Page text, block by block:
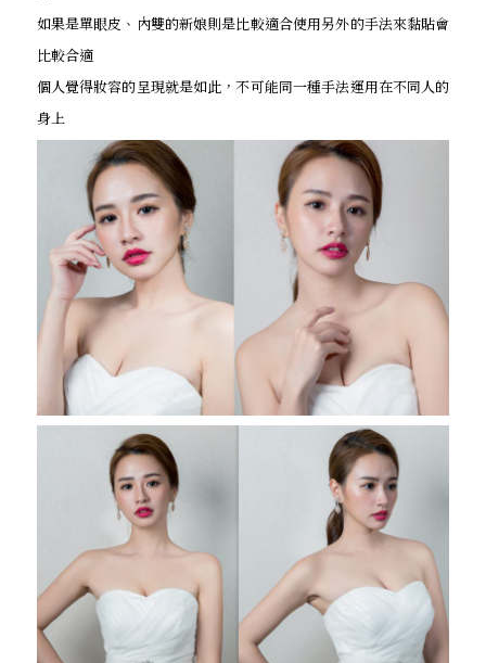
如果是單眼皮、內雙的新娘則是比較適合使用另外的手法來黏貼會
比較合適
個人覺得妝容的呈現就是如此，不可能同一種手法運用在不同人的
身上